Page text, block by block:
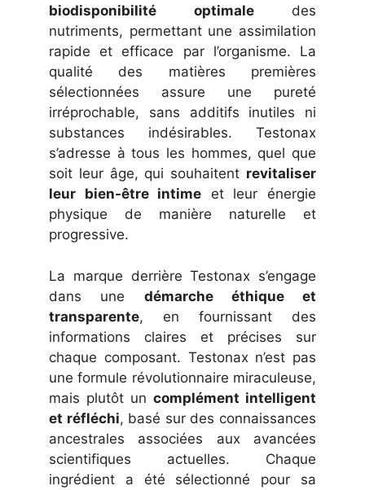
biodisponibilité optimaledes
nutriments, permettant une assimilation
rapide et efficace par l’organisme. La
qualité des matières premières
sélectionnées assure une pureté
irréprochable, sans additifs inutiles ni
substances indésirables. Testonax
s’adresse à tous les hommes, quel que
soit leur âge, qui souhaitent revitaliser
leur bien-être intime et leur énergie
physique de manière naturelle et
progressive.
La marque derrière Testonax s’engage
dans une démarche éthique et
transparente, en fournissant des
informations claires et précises sur
chaque composant. Testonax n’est pas
une formule révolutionnaire miraculeuse,
mais plutôt un complément intelligent
et réfléchi, basé sur des connaissances
ancestrales associées aux avancées
scientifiques actuelles. Chaque
ingrédient a été sélectionné pour sa